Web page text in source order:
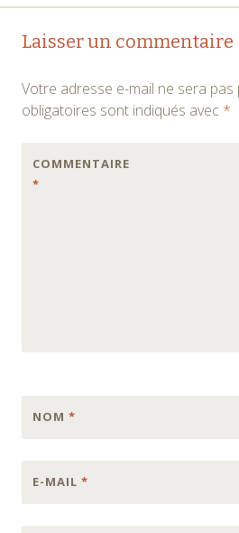
Navigation
articles
Laisser un commentaire
Votre adresse e-mail ne sera pas
obligatoires sont indiqués avec *
COMMENTAIRE
*
NOM *
E-MAIL *